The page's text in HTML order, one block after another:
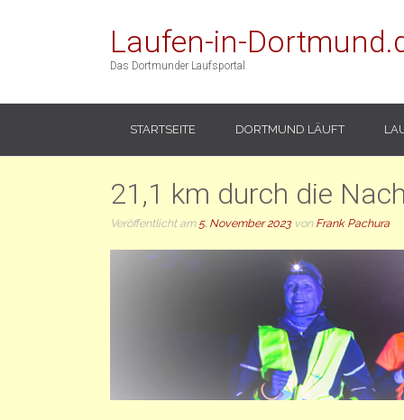
Laufen-in-
Das Dortmunder Laufsportal
STARTSEITE DORTMUND LÄUFT
21,1 km durch die
Veröffentlicht am 5. November 2023von Frank Pachura